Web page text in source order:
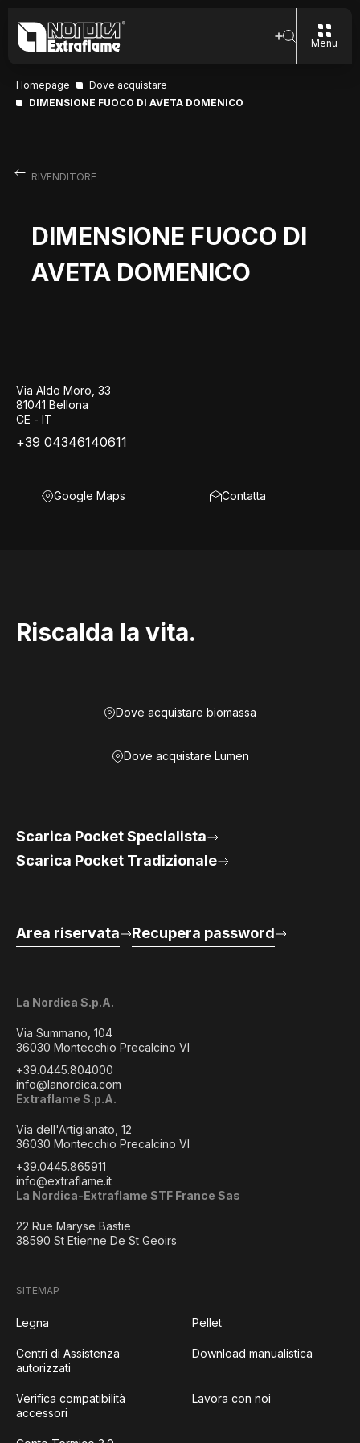
Menu
Homepage
Dove acquistare
DIMENSIONE FUOCO DI AVETA DOMENICO
RIVENDITORE
DIMENSIONE FUOCO DI
AVETA DOMENICO
Via Aldo Moro, 33
81041 Bellona
CE - IT
+39 04346140611
Google Maps Contatta
Riscalda la vita.
Dove acquistare biomassa
Dove acquistare Lumen
La Nordica S.p.A.
Via Summano, 104
36030 Montecchio Precalcino VI
+39.0445.804000
info@lanordica.com
Extraflame S.p.A.
Via dell'Artigianato, 12
36030 Montecchio Precalcino VI
+39.0445.865911
info@extraflame.it
La Nordica-Extraflame STF France Sas
22 Rue Maryse Bastie
38590 St Etienne De St Geoirs
Scarica Pocket Specialista
Scarica Pocket Tradizionale
Area riservata Recupera password
SITEMAP
Legna Pellet
Centri di Assistenza
autorizzati
Download manualistica
Verifica compatibilità
accessori
Lavora con noi